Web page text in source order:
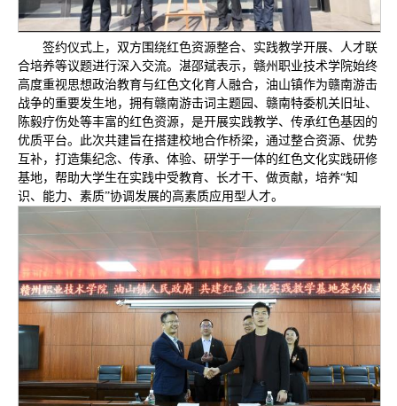
签约仪式上，双方围绕红色资源整合、实践教学开展、人才联
合培养等议题进行深入交流。湛邵斌表示，赣州职业技术学院始终
高度重视思想政治教育与红色文化育人融合，油山镇作为赣南游击
战争的重要发生地，拥有赣南游击词主题园、赣南特委机关旧址、
陈毅疗伤处等丰富的红色资源，是开展实践教学、传承红色基因的
优质平台。此次共建旨在搭建校地合作桥梁，通过整合资源、优势
互补，打造集纪念、传承、体验、研学于一体的红色文化实践研修
基地，帮助大学生在实践中受教育、长才干、做贡献，培养“知
识、能力、素质”协调发展的高素质应用型人才。